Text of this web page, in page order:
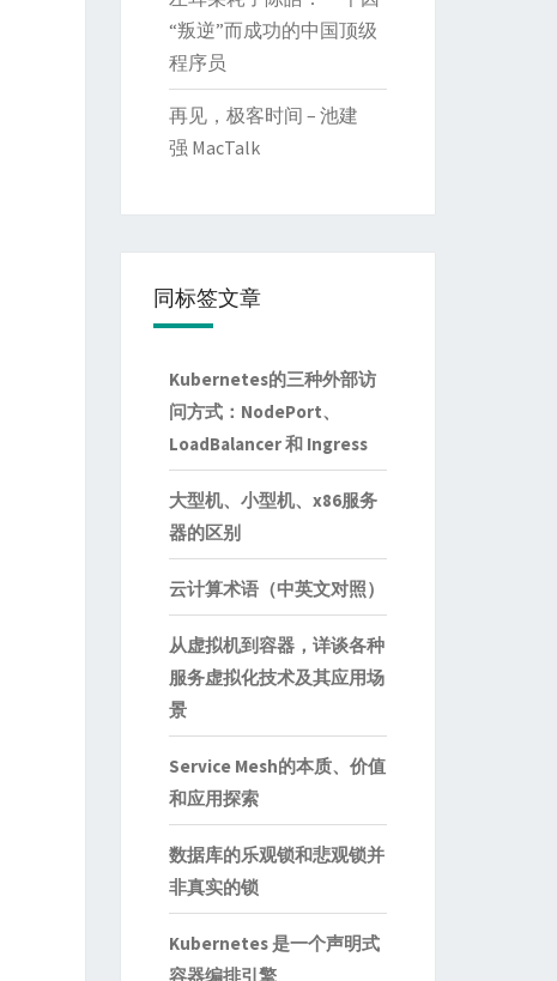
“叛逆”而成功的中国顶级
程序员
再见，极客时间 – 池建
强 MacTalk
同标签文章
Kubernetes的三种外部访
问方式：NodePort、
LoadBalancer 和 Ingress
大型机、小型机、x86服务
器的区别
云计算术语（中英文对照）
从虚拟机到容器，详谈各种
服务虚拟化技术及其应用场
景
Service Mesh的本质、价值
和应用探索
数据库的乐观锁和悲观锁并
非真实的锁
Kubernetes 是一个声明式
容器编排引擎